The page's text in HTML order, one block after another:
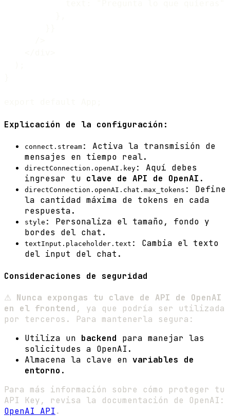
Explicación de la configuración:
connect.stream : Activa la transmisión de
mensajes en tiempo real.
directConnection.openAI.key : Aquí debes
ingresar tu clave de API de OpenAI .
directConnection.openAI.chat.max_tokens : Define
la cantidad máxima de tokens en cada
respuesta.
style : Personaliza el tamaño, fondo y
bordes del chat.
textInput.placeholder.text : Cambia el texto
del input del chat.
Consideraciones de seguridad
⚠ Nunca expongas tu clave de API de OpenAI
en el frontend , ya que podría ser utilizada
por terceros. Para mantenerla segura:
Utiliza un backend para manejar las
solicitudes a OpenAI.
Almacena la clave en variables de
entorno .
Para más información sobre cómo proteger tu
API Key, revisa la documentación de OpenAI:
OpenAI API .